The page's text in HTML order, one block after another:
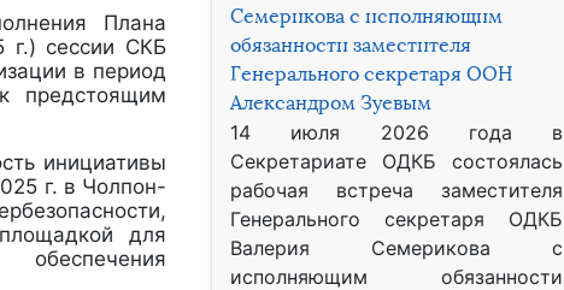
Семерикова с исполняющим
обязанности заместителя
Генерального секретаря ООН
Александром Зуевым
14 июля 2026 года в
Секретариате ОДКБ состоялась
рабочая встреча заместителя
Генерального секретаря ОДКБ
Валерия Семерикова с
исполняющим обязанности
Плана
г.) сессии СКБ
в период
предстоящим
инициативы
г. в Чолпон-
для